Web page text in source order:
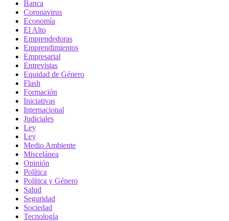
Banca
Coronavirus
Economía
El Alto
Emprendedoras
Emprendimientos
Empresarial
Entrevistas
Equidad de Género
Flash
Formación
Iniciativas
Internacional
Judiciales
Ley
Ley
Medio Ambiente
Miscelánea
Opinión
Política
Política y Género
Salud
Seguridad
Sociedad
Tecnología